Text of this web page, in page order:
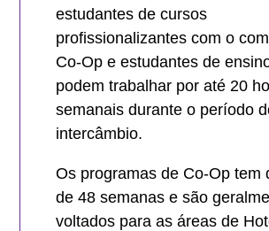
estudantes de cursos
profissionalizantes com o
Co-Op e estudantes de
podem trabalhar por até 20
semanais durante o período
intercâmbio.
Os programas de Co-Op tem
de 48 semanas e são
voltados para as áreas de